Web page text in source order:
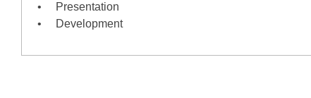
• Presentation
• Development